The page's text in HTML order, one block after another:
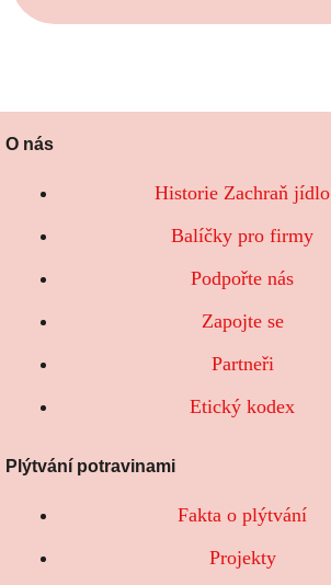
O nás
Historie Zachraň jídlo
Balíčky pro firmy
Podpořte nás
Zapojte se
Partneři
Etický kodex
Plýtvání potravinami
Fakta o plýtvání
Projekty